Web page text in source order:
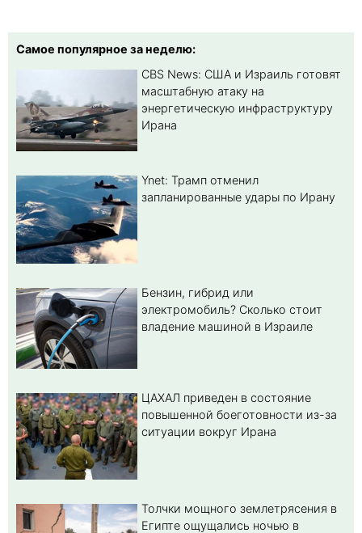
Самое популярное за неделю:
CBS News: США и Израиль готовят
масштабную атаку на
энергетическую инфраструктуру
Ирана
Ynet: Трамп отменил
запланированные удары по Ирану
Бензин, гибрид или
электромобиль? Cколько стоит
владение машиной в Израиле
ЦАХАЛ приведен в состояние
повышенной боеготовности из-за
ситуации вокруг Ирана
Толчки мощного землетрясения в
Египте ощущались ночью в